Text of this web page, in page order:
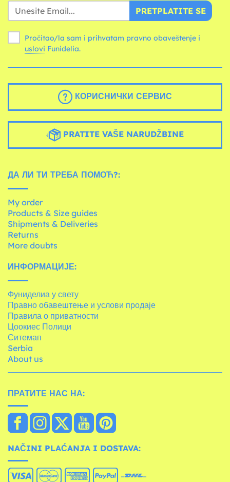
PRETPLATITE SE
Pročitao/la sam i prihvatam pravno obaveštenje i
uslovi Funidelia.
КОРИСНИЧКИ СЕРВИС
PRATITE VAŠE NARUDŽBINE
ДА ЛИ ТИ ТРЕБА ПОМОЋ?:
My order
Products & Size guides
Shipments & Deliveries
Returns
More doubts
ИНФОРМАЦИЈЕ:
Фуниделиа у свету
Правно обавештење и услови продаје
Правила о приватности
Цоокиес Полици
Ситемап
Serbia
About us
ПРАТИТЕ НАС НА:
NAČINI PLAĆANJA I DOSTAVA: